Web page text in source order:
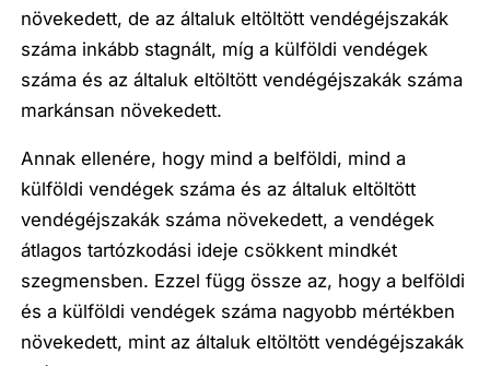
növekedett, de az általuk eltöltött vendégéjszakák
száma inkább stagnált, míg a külföldi vendégek
száma és az általuk eltöltött vendégéjszakák száma
markánsan növekedett.
Annak ellenére, hogy mind a belföldi, mind a
külföldi vendégek száma és az általuk eltöltött
vendégéjszakák száma növekedett, a vendégek
átlagos tartózkodási ideje csökkent mindkét
szegmensben. Ezzel függ össze az, hogy a belföldi
és a külföldi vendégek száma nagyobb mértékben
növekedett, mint az általuk eltöltött vendégéjszakák